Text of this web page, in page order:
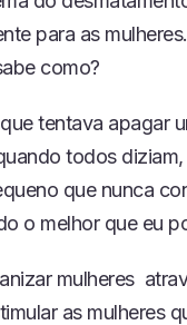
para as
como?
tentava apagar
todos diziam,
que nunca
o melhor que eu
mulheres
as mulheres